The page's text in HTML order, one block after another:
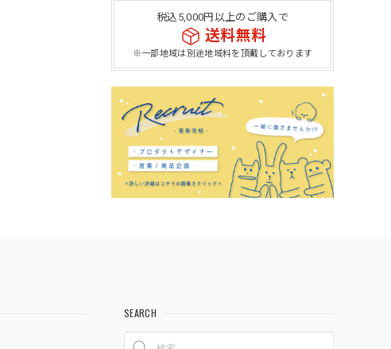
税込5,000円以上のご購入で
送料無料
※一部地域は別途地域料を頂戴しております
SEARCH